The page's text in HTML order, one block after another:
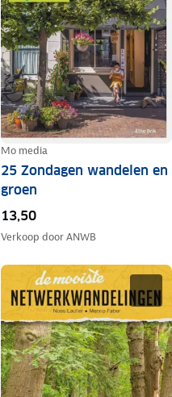
Mo media
25 Zondagen wandelen en
groen
13,50
Verkoop doorANWB